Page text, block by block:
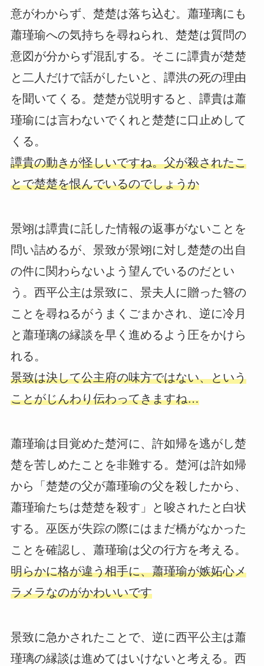
意がわからず、楚楚は落ち込む。蕭瑾璃にも
蕭瑾瑜への気持ちを尋ねられ、楚楚は質問の
意図が分からず混乱する。そこに譚貴が楚楚
と二人だけで話がしたいと、譚洪の死の理由
を聞いてくる。楚楚が説明すると、譚貴は蕭
瑾瑜には言わないでくれと楚楚に口止めして
くる。
譚貴の動きが怪しいですね。父が殺されたこ
とで楚楚を恨んでいるのでしょうか
景翊は譚貴に託した情報の返事がないことを
問い詰めるが、景致が景翊に対し楚楚の出自
の件に関わらないよう望んでいるのだとい
う。西平公主は景致に、景夫人に贈った簪の
ことを尋ねるがうまくごまかされ、逆に冷月
と蕭瑾璃の縁談を早く進めるよう圧をかけら
れる。
景致は決して公主府の味方ではない、という
ことがじんわり伝わってきますね…
蕭瑾瑜は目覚めた楚河に、許如帰を逃がし楚
楚を苦しめたことを非難する。楚河は許如帰
から「楚楚の父が蕭瑾瑜の父を殺したから、
蕭瑾瑜たちは楚楚を殺す」と唆されたと白状
する。巫医が失踪の際にはまだ橋がなかった
ことを確認し、蕭瑾瑜は父の行方を考える。
明らかに格が違う相手に、蕭瑾瑜が嫉妬心メ
ラメラなのがかわいいです
景致に急かされたことで、逆に西平公主は蕭
瑾璃の縁談は進めてはいけないと考える。西